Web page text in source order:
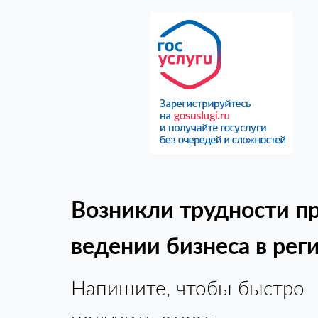
Возникли трудности
ведении бизнеса в
Напишите, чтобы быстро